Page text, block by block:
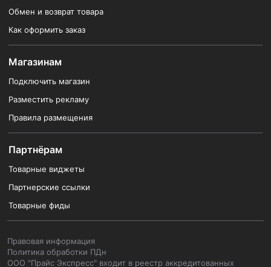
Обмен и возврат товара
Как оформить заказ
Магазинам
Подключить магазин
Разместить рекламу
Правила размещения
Партнёрам
Товарные виджеты
Партнерские ссылки
Товарные фиды
Правовая информация
Политика обработки ПДн
ООО "Прайс Экспресс" входит в реестр аккредитованных